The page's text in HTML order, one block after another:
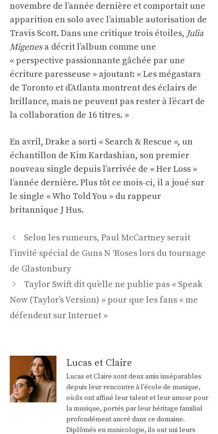
novembre de l’année dernière et comportait une
apparition en solo avec l’aimable autorisation de
Travis Scott. Dans une critique trois étoiles, Julia
Migenesa décrit l’album comme une
« perspective passionnante gâchée par une
écriture paresseuse » ajoutant: « Les mégastars
de Toronto et d’Atlanta montrent des éclairs de
brillance, mais ne peuvent pas rester à l’écart de
la collaboration de 16 titres. »
En avril, Drake a sorti « Search & Rescue », un
échantillon de Kim Kardashian, son premier
nouveau single depuis l’arrivée de « Her Loss »
l’année dernière. Plus tôt ce mois-ci, il a joué sur
le single « Who Told You » du rappeur
britannique J Hus.
Navigation
des
articles
Selon les rumeurs, Paul McCartney serait
l’invité spécial de Guns N ‘Roses lors du tournage
de Glastonbury
Taylor Swift dit qu’elle ne publie pas « Speak
Now (Taylor’s Version) » pour que les fans « me
défendent sur Internet »
Lucas et Claire
Lucas et Claire sont deux amis inséparables
depuis leur rencontre à l'école de musique,
où ils ont affiné leur talent et leur amour pour
la musique, portés par leur héritage familial
profondément ancré dans ce domaine.
Diplômés en musicologie, ils ont uni leurs